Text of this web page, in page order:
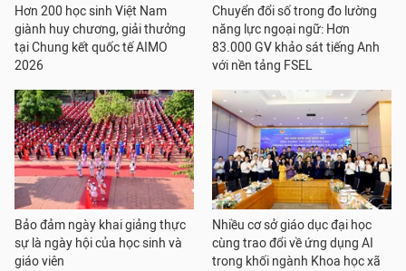
Hơn 200 học sinh Việt Nam
giành huy chương, giải thưởng
tại Chung kết quốc tế AIMO
2026
Chuyển đổi số trong đo lường
năng lực ngoại ngữ: Hơn
83.000 GV khảo sát tiếng Anh
với nền tảng FSEL
Bảo đảm ngày khai giảng thực
sự là ngày hội của học sinh và
giáo viên
Nhiều cơ sở giáo dục đại học
cùng trao đổi về ứng dụng AI
trong khối ngành Khoa học xã